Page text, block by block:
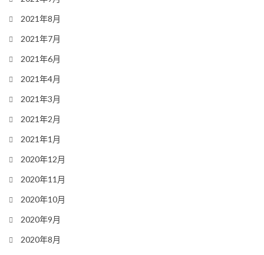
2021年8月
2021年7月
2021年6月
2021年4月
2021年3月
2021年2月
2021年1月
2020年12月
2020年11月
2020年10月
2020年9月
2020年8月